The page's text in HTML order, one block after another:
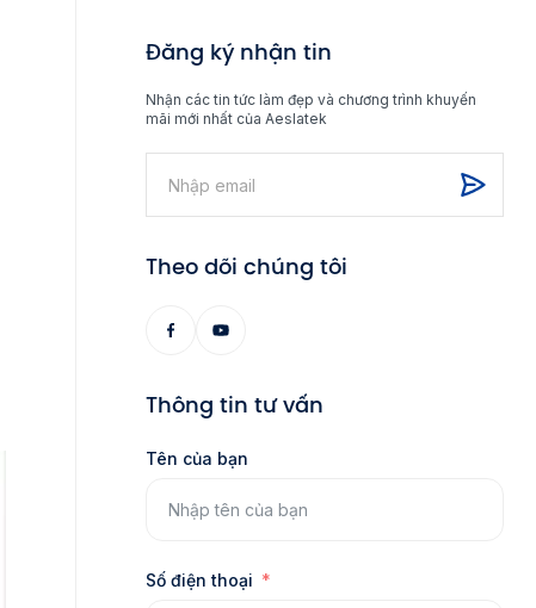
Đăng ký nhận tin
Nhận các tin tức làm đẹp và chương trình khuyến
mãi mới nhất của Aeslatek
Theo dõi chúng tôi
Thông tin tư vấn
Tên của bạn
Số điện thoại